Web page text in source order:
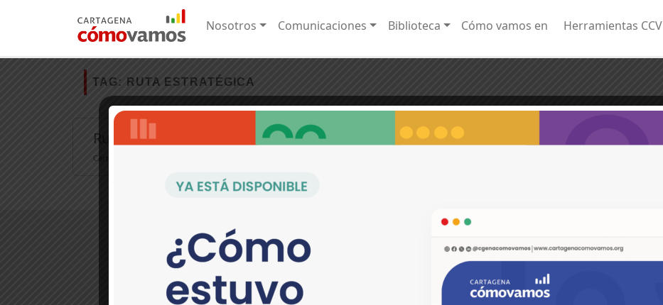
Nosotros Comunicaciones Biblioteca Cómo vamos en Herramientas CCV
TAG: RUTA ESTRATÉGICA
Ruta estratégica para dónde vamos
Cartagena Cómo Vamos se ha dedicado desde el año 15 a monitorear los cambios en la calidad de vida en la ciudad, haciendo análisis de indicadores t [...]
>Contáctanos:
Pie del Cerro, Cl. 30 No. 17-36
(Periódico El Universal) Cartagena, Colombia.
(5) 649 9090 EXT. 274
comunicaciones@cartagenacomovamos.org
¡20 años monitoreando los cambios en
la calidad de vida de los cartageneros y
cartageneras!